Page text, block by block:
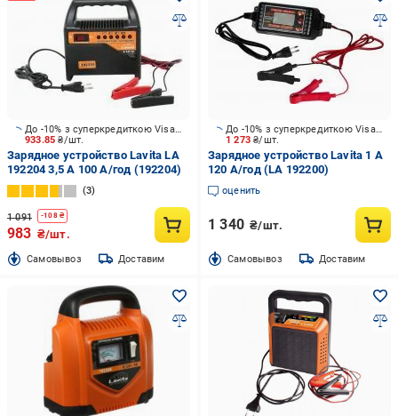
933.85₴/шт.
До -10% з суперкредиткою Visa Вигода
Зарядное устройство Lavita LA
192204 3,5 А 100 А/год (192204)
3
1 091 -108₴
983 ₴/шт.
Cамовывоз Доставим
1 273₴/шт.
До -10% з суперкредиткою Visa Вигода
Зарядное устройство Lavita 1 А
120 А/год (LA 192200)
оценить
1 340 ₴/шт.
Cамовывоз Доставим